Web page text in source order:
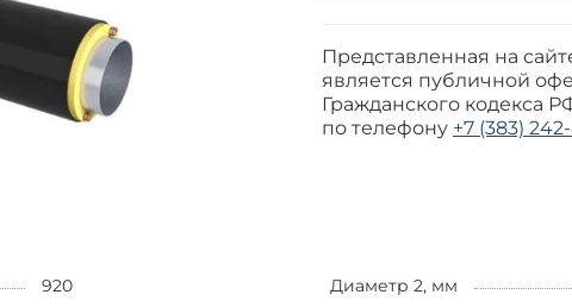
Представленная на
является публичной
Гражданского кодекса
по телефону +7 (383)
920 Диаметр 2, мм